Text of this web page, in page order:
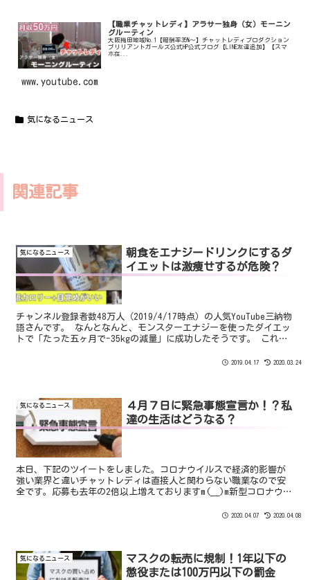
【職業チャットレディ】アラサー独身（女）モーニン
グルーティン
大阪梅田地域No.1【報酬率35%〜】チャットレディプロダクション
ブリリアントガールズ公式HP公式ブログ【LINE友達追加】【スマ
ホ在...
www.youtube.com
気になるニュース
関連記事
気になるニュース
朝食をエナジードリンクにするダ
イエットは激痩せするが危険？
チャンネル登録者数48万人（2019/4/17時点）の人気YouTube三納物
語さんです。 なんとなんと、モンスターエナジーを使ったダイエッ
トで「たった五ヶ月で-35kgの減量」に成功したそうです。 これは
2019.04.17 2020.03.24
気になるニュース
４月７日に緊急事態宣言か！？私
達の生活はどうなる？
本日、下記のツイートをしました。コロナウイルスで経済的影響が
強い業界と違いチャットレディは直接人と関わらない職業なので安
全です。応募も去年の2倍以上増えておりますm(__)m新型コロナウイ
2020.04.07 2020.04.08
気になるニュース
マスクの転売に規制！1年以下の
懲役または100万円以下の罰金